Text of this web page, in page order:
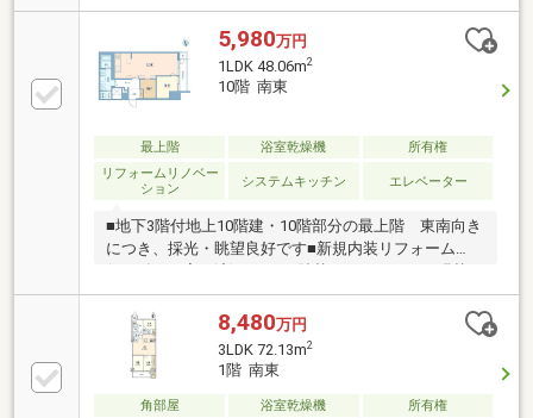
【吉祥寺南町】アドレス■南西向きにつき、陽当たり
良好■管理体制良好（管理会社：東急コミュニティ
ー）■井の頭恩賜公園まで徒歩6分■リフォーム物件
（2026年4月完了済）■20.8帖の広々LDK■便利なカッ
プボード付■食器洗い乾燥機■エアコン2台設置
5,980万円
1LDK 48.06m2
10階 南東
最上階 浴室乾燥機
所有権
リフォームリノベー
ション
システムキッチン エレベーター
■地下3階付地上10階建・10階部分の最上階 東南向き
につき、採光・眺望良好です■新規内装リフォーム
クッションフロア張替・タイル張替・システムキッチ
ン交換・トイレ交換・ユニットバス交換■Life
Information・丸井吉祥寺店 約200ｍ・キラリナ吉祥
寺 約240ｍ・ドン・キホーテ吉祥寺駅前店 約290
ｍ・吉祥寺サンロード商店街 約350ｍ・ヨドバシカ
メラ マルチメディア吉祥寺 約440ｍ・吉祥寺ＰＡＲ
8,480万円
3LDK 72.13m2
1階 南東
角部屋 浴室乾燥機
所有権